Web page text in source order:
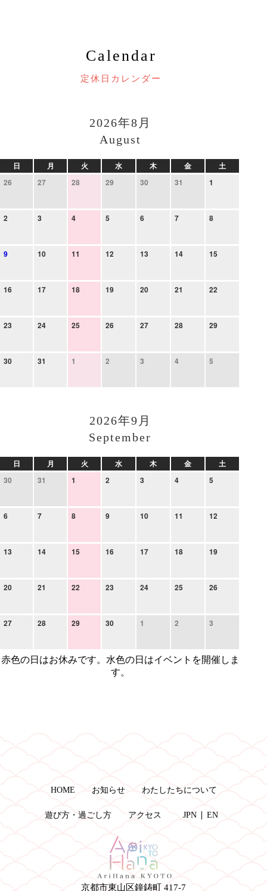
Calendar
定休日カレンダー
2026年8月
August
日 月 火 水 木 金
土
26
27 28 29 30 31 1
2 3 4 5 6 7 8
9 10 11 12 13 14 15
16 17 18 19 20 21 22
23 24 25 26 27 28 29
30 31 1 2 3 4 5
2026年9月
September
日 月 火 水 木 金
土
30
31 1 2 3 4 5
6 7 8 9 10 11 12
13 14 15 16 17 18 19
20 21 22 23 24 25 26
27 28 29 30 1 2 3
赤色の日はお休みです。水色の日はイベントを開催しま
す。
HOME お知らせ わたしたちについて
遊び方・過ごし方 アクセス JPN EN
京都市東山区鐘鋳町 417-7